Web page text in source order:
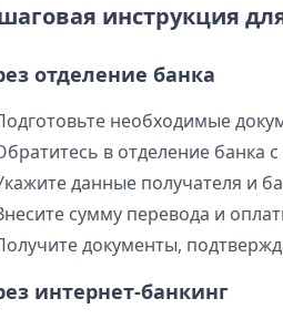
инструкция
отделение банка
необходимые
в отделение банка
данные получателя и
сумму перевода и
документы,
интернет-банкинг